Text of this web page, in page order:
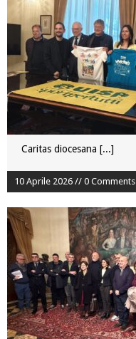
Caritas diocesana [...]
10 Aprile 2026 // 0 Comments